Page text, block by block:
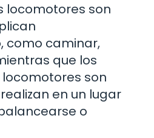
locomotores son
como caminar,
que los
son
en un lugar
o